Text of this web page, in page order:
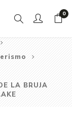
0
LA BRUJA